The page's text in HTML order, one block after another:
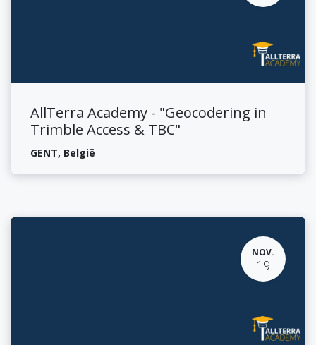
AllTerra Academy - "Geocodering in
Trimble Access & TBC"
GENT, België
NOV.
19